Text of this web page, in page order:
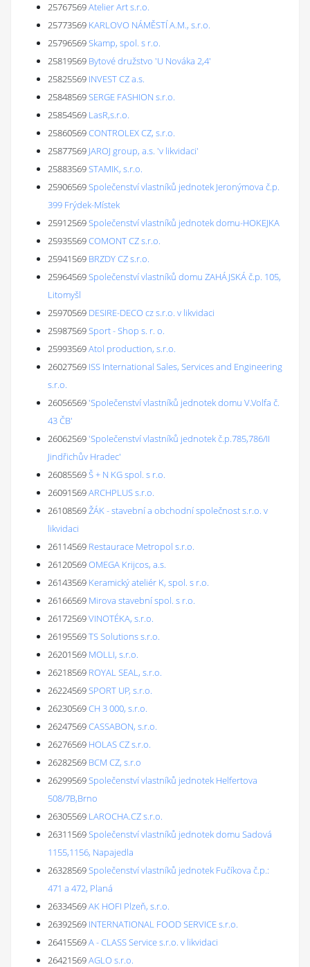
25767569Atelier Art s.r.o.
25773569 KARLOVO NÁMĚSTÍ A.M., s.r.o.
25796569Skamp, spol. s r.o.
25819569 Bytové družstvo 'U Nováka 2,4'
25825569 INVEST CZ a.s.
25848569SERGE FASHION s.r.o.
25854569 LasR,s.r.o.
25860569CONTROLEX CZ, s.r.o.
25877569 JAROJ group, a.s. 'v likvidaci'
25883569STAMIK, s.r.o.
25906569Společenství vlastníků jednotek Jeronýmova č.p.
399 Frýdek-Místek
25912569Společenství vlastníků jednotek domu-HOKEJKA
25935569COMONT CZ s.r.o.
25941569 BRZDY CZ s.r.o.
25964569Společenství vlastníků domu ZAHÁJSKÁ č.p. 105,
Litomyšl
25970569 DESIRE-DECO cz s.r.o. v likvidaci
25987569Sport - Shop s. r. o.
25993569Atol production, s.r.o.
26027569 ISS International Sales, Services and Engineering
s.r.o.
26056569'Společenství vlastníků jednotek domu V.Volfa č.
43 ČB'
26062569'Společenství vlastníků jednotek č.p.785,786/II
Jindřichův Hradec'
26085569Š + N KG spol. s r.o.
26091569ARCHPLUS s.r.o.
26108569ŽÁK - stavební a obchodní společnost s.r.o. v
likvidaci
26114569 Restaurace Metropol s.r.o.
26120569OMEGA Krijcos, a.s.
26143569 Keramický ateliér K, spol. s r.o.
26166569 Mirova stavební spol. s r.o.
26172569VINOTÉKA, s.r.o.
26195569TS Solutions s.r.o.
26201569 MOLLI, s.r.o.
26218569 ROYAL SEAL, s.r.o.
26224569SPORT UP, s.r.o.
26230569CH 3 000, s.r.o.
26247569CASSABON, s.r.o.
26276569 HOLAS CZ s.r.o.
26282569 BCM CZ, s.r.o
26299569Společenství vlastníků jednotek Helfertova
508/7B,Brno
26305569 LAROCHA.CZ s.r.o.
26311569Společenství vlastníků jednotek domu Sadová
1155,1156, Napajedla
26328569Společenství vlastníků jednotek Fučíkova č.p.:
471 a 472, Planá
26334569AK HOFI Plzeň, s.r.o.
26392569 INTERNATIONAL FOOD SERVICE s.r.o.
26415569A - CLASS Service s.r.o. v likvidaci
26421569AGLO s.r.o.